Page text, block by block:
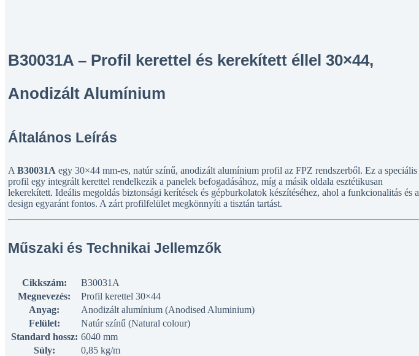
B30031A – Profil kerettel és kerekített éllel 30×44,
Anodizált Alumínium
Általános Leírás
A B30031A egy 30×44 mm-es, natúr színű, anodizált alumínium profil az FPZ rendszerből. Ez a speciális
profil egy integrált kerettel rendelkezik a panelek befogadásához, míg a másik oldala esztétikusan
lekerekített. Ideális megoldás biztonsági kerítések és gépburkolatok készítéséhez, ahol a funkcionalitás és a
design egyaránt fontos. A zárt profilfelület megkönnyíti a tisztán tartást.
Műszaki és Technikai Jellemzők
Cikkszám:
B30031A
Megnevezés:
Profil kerettel 30×44
Anyag:
Anodizált alumínium (Anodised Aluminium)
Felület:
Natúr színű (Natural colour)
Standard hossz: 6040 mm
Súly:
0,85 kg/m